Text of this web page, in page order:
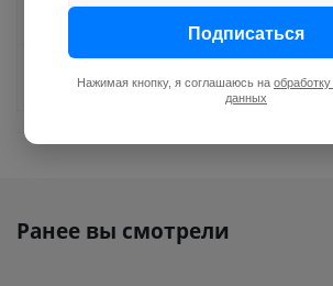
Отзывы
Задать вопрос
Ранее вы смотрели
Подписаться
Нажимая кнопку, я соглашаюсь на
данных